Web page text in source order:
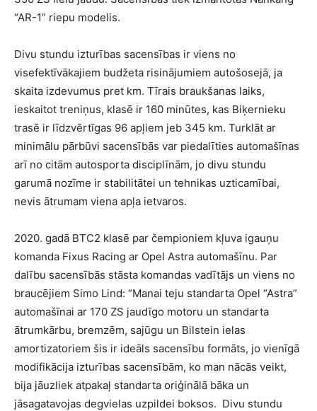
“AR-1” riepu modelis.
Divu stundu izturības sacensības ir viens no
visefektīvākajiem budžeta risinājumiem autošosejā, ja
skaita izdevumus pret km. Tīrais braukšanas laiks,
ieskaitot treniņus, klasē ir 160 minūtes, kas Biķernieku
trasē ir līdzvērtīgas 96 apļiem jeb 345 km. Turklāt ar
minimālu pārbūvi sacensībās var piedalīties automašīnas
arī no citām autosporta disciplīnām, jo divu stundu
garumā nozīme ir stabilitātei un tehnikas uzticamībai,
nevis ātrumam viena apļa ietvaros.
2020. gadā BTC2 klasē par čempioniem kļuva igauņu
komanda Fixus Racing ar Opel Astra automašīnu. Par
dalību sacensībās stāsta komandas vadītājs un viens no
braucējiem Simo Lind: “Manai teju standarta Opel “Astra”
automašīnai ar 170 ZS jaudīgo motoru un standarta
ātrumkārbu, bremzēm, sajūgu un Bilstein ielas
amortizatoriem šis ir ideāls sacensību formāts, jo vienīgā
modifikācija izturības sacensībām, ko man nācās veikt,
bija jāuzliek atpakaļ standarta oriģinālā bāka un
jāsagatavojas degvielas uzpildei boksos. Divu stundu